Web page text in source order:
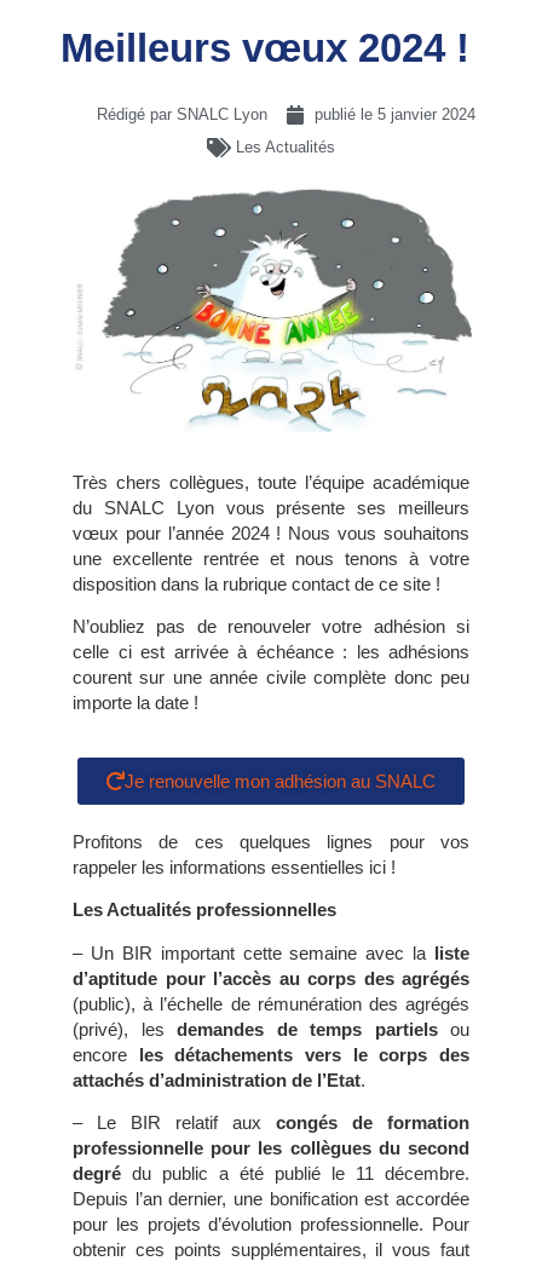
Meilleurs vœux 2024 !
Rédigé par SNALC Lyon publié le 5 janvier 2024
Les Actualités
Très chers collègues, toute l’équipe académique
du SNALC Lyon vous présente ses meilleurs
vœux pour l’année 2024 ! Nous vous souhaitons
une excellente rentrée et nous tenons à votre
disposition dans la rubrique contact de ce site !
N’oubliez pas de renouveler votre adhésion si
celle ci est arrivée à échéance : les adhésions
courent sur une année civile complète donc peu
importe la date !
Je renouvelle mon adhésion au SNALC
Profitons de ces quelques lignes pour vos
rappeler les informations essentielles ici !
Les Actualités professionnelles
– Un BIR important cette semaine avec la liste
d’aptitude pour l’accès au corps des agrégés
(public), à l’échelle de rémunération des agrégés
(privé), les demandes de temps partielsou
encore les détachements vers le corps des
attachés d’administration de l’Etat.
– Le BIR relatif aux congés de formation
professionnelle pour les collègues du second
degré du public a été publié le 11 décembre.
Depuis l’an dernier, une bonification est accordée
pour les projets d’évolution professionnelle. Pour
obtenir ces points supplémentaires, il vous faut